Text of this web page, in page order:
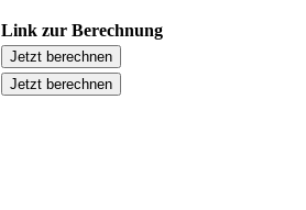
Link zur Berechnung
Jetzt berechnen
Jetzt berechnen